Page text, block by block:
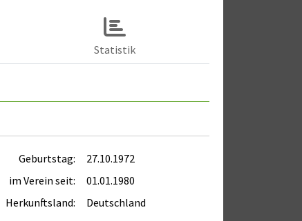
Statistik
Geburtstag:
27.10.1972
im Verein seit:
01.01.1980
Herkunftsland:
Deutschland